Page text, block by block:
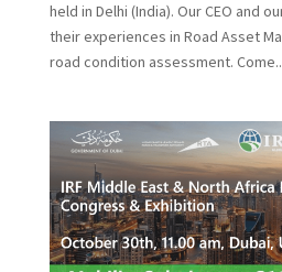
held in Delhi (India). Our CEO and
their experiences in Road Asset
road condition assessment.